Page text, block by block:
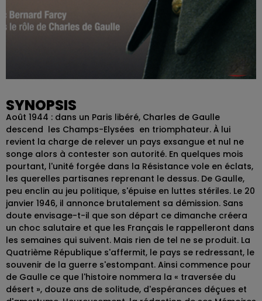
SYNOPSIS
Août 1944 : dans un Paris libéré, Charles de Gaulle
descend les Champs-Elysées en triomphateur. À lui
revient la charge de relever un pays exsangue et nul ne
songe alors à contester son autorité. En quelques mois
pourtant, l'unité forgée dans la Résistance vole en éclats,
les querelles partisanes reprenant le dessus. De Gaulle,
peu enclin au jeu politique, s'épuise en luttes stériles. Le 20
janvier 1946, il annonce brutalement sa démission. Sans
doute envisage-t-il que son départ ce dimanche créera
un choc salutaire et que les Français le rappelleront dans
les semaines qui suivent. Mais rien de tel ne se produit. La
Quatrième République s'affermit, le pays se redressant, le
souvenir de la guerre s'estompant. Ainsi commence pour
de Gaulle ce que l'histoire nommera la « traversée du
désert », douze ans de solitude, d'espérances déçues et